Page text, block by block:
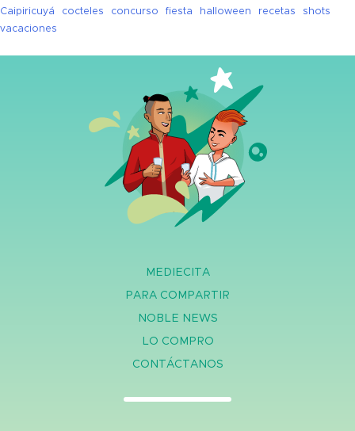
Caipiricuyá cocteles concurso fiesta halloween recetas
shots
vacaciones
MEDIECITA
PARA COMPARTIR
NOBLE NEWS
LO COMPRO
CONTÁCTANOS